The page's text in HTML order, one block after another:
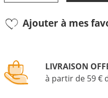
Ajouter à mes
LIVRAISON
à partir de 59 €